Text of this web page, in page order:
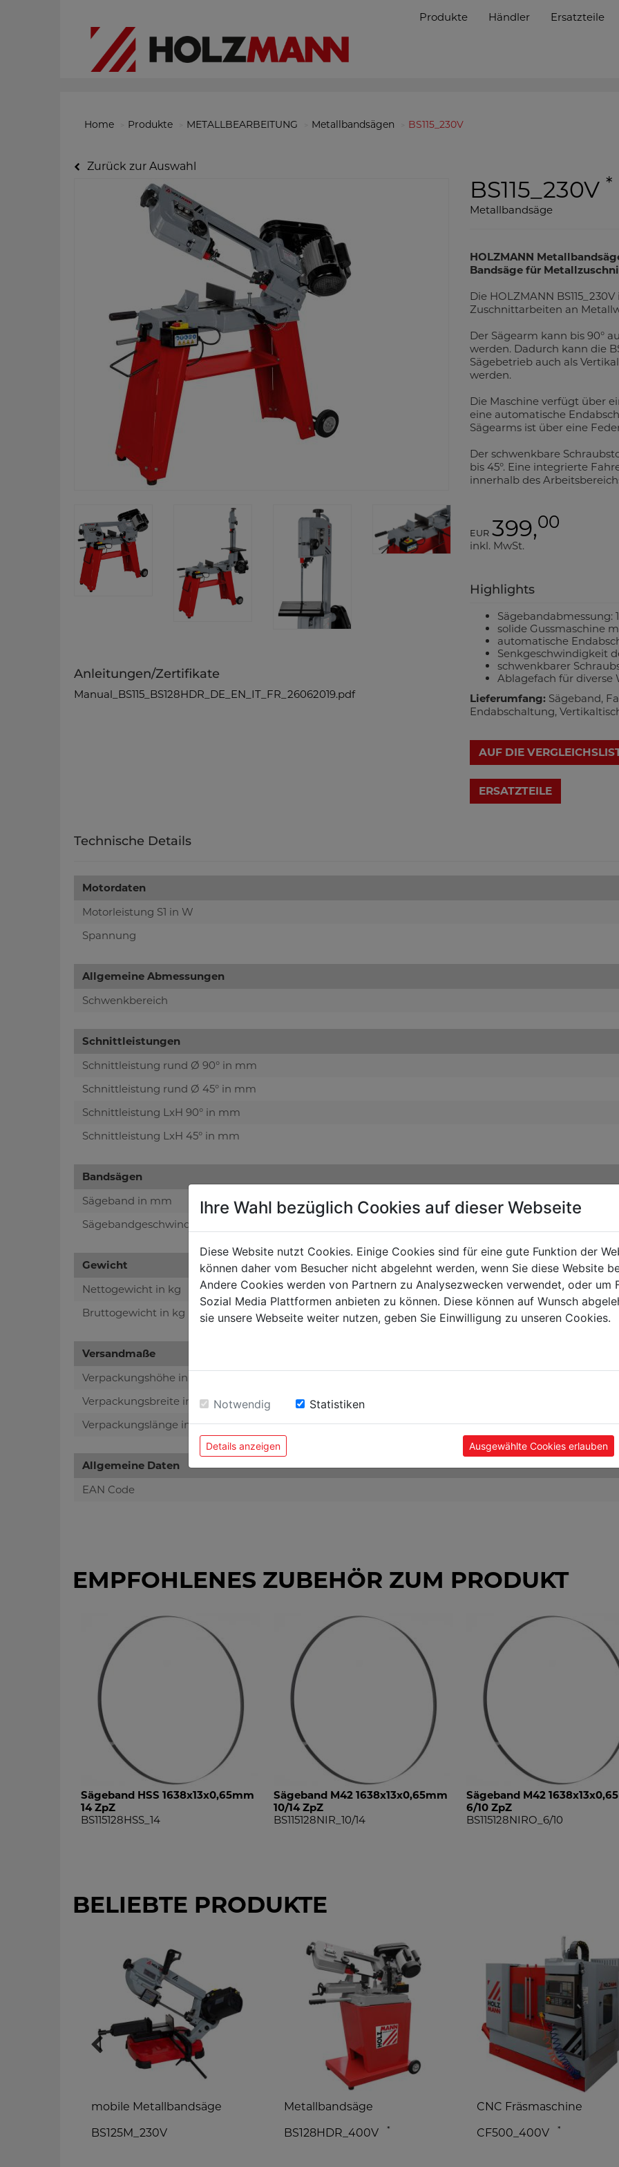
Produkte Händler Ersatzteile
Home Produkte METALLBEARBEITUNG Metallbandsägen BS115_230V
Zurück zur Auswahl
Anleitungen/Zertifikate
Manual_BS115_BS128HDR_DE_EN_IT_FR_26062019.pdf
BS115_230V *
Metallbandsäge
HOLZMANN
Bandsäge für
Die HOLZMANN
Zuschnittarbeiten an
Der Sägearm kann bis 90°
werden. Dadurch kann die
Sägebetrieb auch als
werden.
Die Maschine verfügt über
eine automatische
Sägearms ist über eine
Der schwenkbare
bis 45°. Eine integrierte
innerhalb des
EUR 399,00
inkl. MwSt.
Highlights
Sägebandabmessung:
solide Gussmaschine
automatische
Senkgeschwindigkeit
schwenkbarer
Ablagefach für diverse
Lieferumfang:Sägeband,
Endabschaltung,
AUF DIE
Technische Details
Motordaten
Motorleistung S1 in W
Spannung
Allgemeine Abmessungen
Schwenkbereich
Schnittleistungen
Schnittleistung rund Ø 90° in mm
Schnittleistung rund Ø 45° in mm
Schnittleistung LxH 90° in mm
Schnittleistung LxH 45° in mm
Bandsägen
Sägeband in mm
Sägebandgeschwindigkeit in m/min
Gewicht
Nettogewicht in kg
Bruttogewicht in kg
Versandmaße
Verpackungshöhe in mm
Verpackungsbreite in mm
Verpackungslänge in mm
Allgemeine Daten
EAN Code
EMPFOHLENES ZUBEHÖR ZUM PRODUKT
Sägeband HSS 1638x13x0,65mm
14 ZpZ
BS115128HSS_14
Sägeband M42 1638x13x0,65mm
10/14 ZpZ
BS115128NIR_10/14
Sägeband M42
6/10 ZpZ
BS115128NIRO_6/10
BELIEBTE PRODUKTE
mobile Metallbandsäge
BS125M_230V
Metallbandsäge
BS128HDR_400V
*
CNC Fräsmaschine
CF500_400V
*
Ihre Wahl bezüglich Cookies auf dieser Webseite
Diese Website nutzt Cookies. Einige Cookies sind für eine gute Funktion der
können daher vom Besucher nicht abgelehnt werden, wenn Sie diese Website
Andere Cookies werden von Partnern zu Analysezwecken verwendet, oder um
Sozial Media Plattformen anbieten zu können. Diese können auf Wunsch
sie unsere Webseite weiter nutzen, geben Sie Einwilligung zu unseren Cookies.
Notwendig Statistiken
Details anzeigen Ausgewählte Cookies erlauben